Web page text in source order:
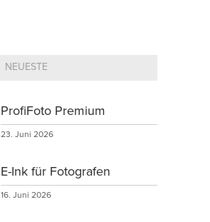
NEUESTE
ProfiFoto Premium
23. Juni 2026
E-Ink für Fotografen
16. Juni 2026